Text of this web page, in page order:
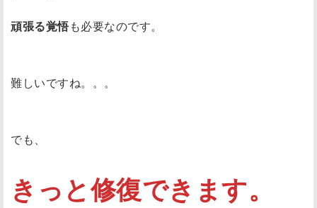
頑張る覚悟も必要なのです。
難しいですね。。。
でも、
きっと修復できます。